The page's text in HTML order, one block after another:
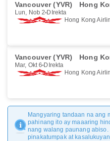
Vancouver (YVR) Hong
Lun, Nob 2 DIrekta
Hong Kong
Vancouver (YVR) Hong
Mar, Okt 6 DIrekta
Hong Kong
Mangyaring tandaan na ang
pahinang ito ay maaaring
nang walang paunang
pinakatumpak at